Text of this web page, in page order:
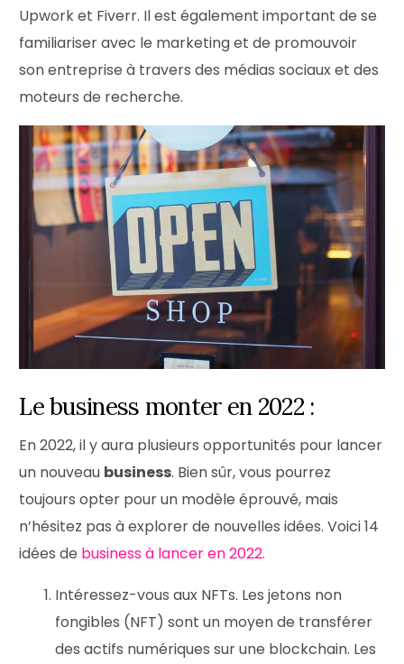
Upwork et Fiverr. Il est également important de se
familiariser avec le marketing et de promouvoir
son entreprise à travers des médias sociaux et des
moteurs de recherche.
Le business monter en 2022 :
En 2022, il y aura plusieurs opportunités pour lancer
un nouveau business. Bien sûr, vous pourrez
toujours opter pour un modèle éprouvé, mais
n’hésitez pas à explorer de nouvelles idées. Voici 14
idées de business à lancer en 2022.
Intéressez-vous aux NFTs. Les jetons non
fongibles (NFT) sont un moyen de transférer
des actifs numériques sur une blockchain. Les